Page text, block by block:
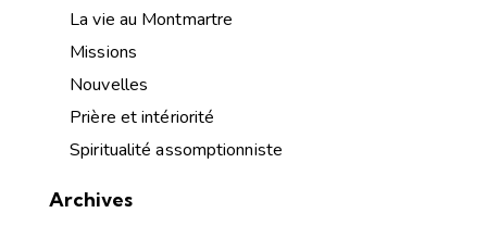
La vie au Montmartre
Missions
Nouvelles
Prière et intériorité
Spiritualité assomptionniste
Archives